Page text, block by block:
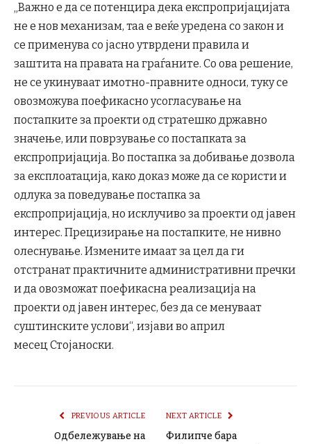
„Важно е да се потенцира дека експропријацијата
не е нов механизам, таа е веќе уредена со закон и
се применува со јасно утврдени правила и
заштита на правата на граѓаните. Со ова решение,
не се укинуваат имотно-правните односи, туку се
овозможува поефикасно усогласување на
постапките за проекти од стратешко државно
значење, или поврзување со постапката за
експропријација. Во постапка за добивање дозвола
за експлоатација, како доказ може да се користи и
одлука за поведување постапка за
експропријација, но исклучиво за проекти од јавен
интерес. Прецизирање на постапките, не нивно
олеснување. Измените имаат за цел да ги
отстранат практичните административни пречки
и да овозможат поефикасна реализација на
проекти од јавен интерес, без да се менуваат
суштинските услови“, изјави во април
месецСтојаноски.
PREVIOUS ARTICLE
Одбележување на
NEXT ARTICLE
Филипче бара